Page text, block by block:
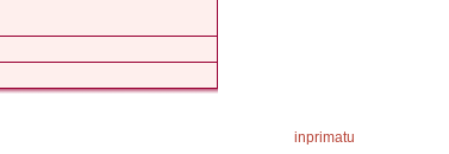
inprimatu